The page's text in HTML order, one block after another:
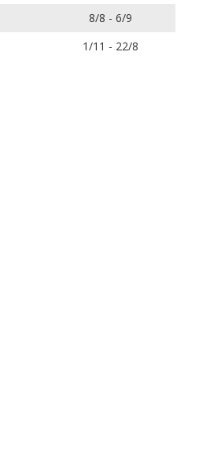
8/8 - 6/9
1/11 - 22/8